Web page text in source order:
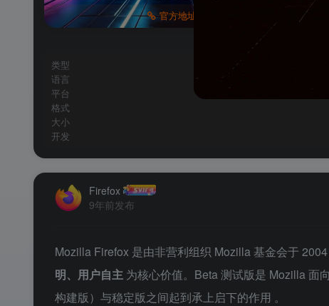
官方地址
类型
语言
平台
格式
大小
开发
Firefox
9年前发布
Mozilla Firefox 是由非营利组织 Mozilla 基金会于
明、用户自主 为核心价值。Beta 测试版是 Mozilla 面
构建版）与稳定版之间起到承上启下的作用 。